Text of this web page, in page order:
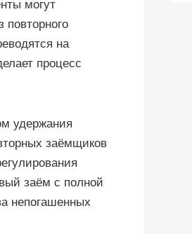
могут
на
процесс
удержания
заёмщиков
заём с полной
непогашенных